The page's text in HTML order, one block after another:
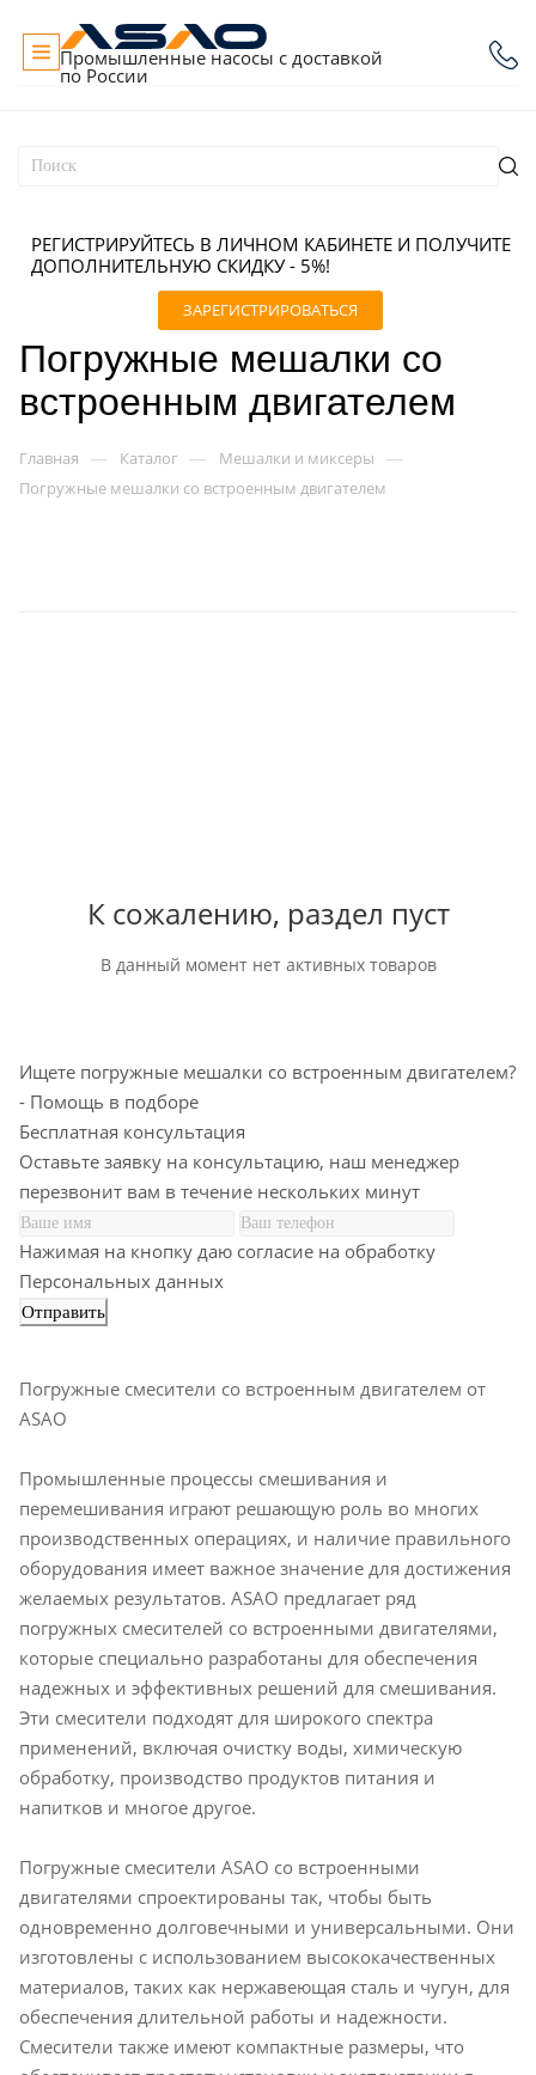
Промышленные насосы с доставкой
по России
Погружные мешалки со
встроенным двигателем
РЕГИСТРИРУЙТЕСЬ В ЛИЧНОМ КАБИНЕТЕ И ПОЛУЧИТЕ
ДОПОЛНИТЕЛЬНУЮ СКИДКУ - 5%!
ЗАРЕГИСТРИРОВАТЬСЯ
Главная — Каталог — Мешалки и миксеры —
Погружные мешалки со встроенным двигателем
К сожалению, раздел пуст
В данный момент нет активных товаров
Ищете погружные мешалки со встроенным двигателем?
- Помощь в подборе
Бесплатная консультация
Оставьте заявку на консультацию, наш менеджер
перезвонит вам в течение нескольких минут
Нажимая на кнопку даю согласие на обработку
Персональных данных
Погружные смесители со встроенным двигателем от
ASAO
Промышленные процессы смешивания и
перемешивания играют решающую роль во многих
производственных операциях, и наличие правильного
оборудования имеет важное значение для достижения
желаемых результатов. ASAO предлагает ряд
погружных смесителей со встроенными двигателями,
которые специально разработаны для обеспечения
надежных и эффективных решений для смешивания.
Эти смесители подходят для широкого спектра
применений, включая очистку воды, химическую
обработку, производство продуктов питания и
напитков и многое другое.
Погружные смесители ASAO со встроенными
двигателями спроектированы так, чтобы быть
одновременно долговечными и универсальными. Они
изготовлены с использованием высококачественных
материалов, таких как нержавеющая сталь и чугун, для
обеспечения длительной работы и надежности.
Смесители также имеют компактные размеры, что